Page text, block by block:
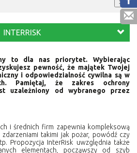
INTERRISK
to dla nas priorytet. Wybierając
pewność, że majątek Twojej
i odpowiedzialność cywilna są w
Pamiętaj, że zakres ochrony
uzależniony od wybranego przez
i średnich firm zapewnia kompleksową
takimi jak pożar, powódź czy
Propozycja InterRisk uwzględnia także
elementach, począwszy od szyb